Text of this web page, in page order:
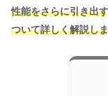
性能をさらに引き出
ついて詳しく解説し